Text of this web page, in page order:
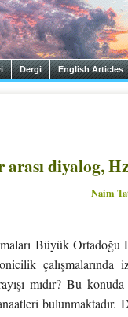
Dergi English Articles
arası diyalog,
Naim
Büyük Ortadoğu
mıdır? Bu